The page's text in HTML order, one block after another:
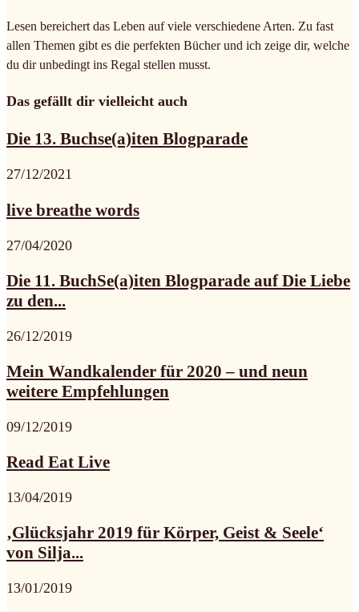
Lesen bereichert das Leben auf viele verschiedene Arten. Zu fast
allen Themen gibt es die perfekten Bücher und ich zeige dir, welche
du dir unbedingt ins Regal stellen musst.
Das gefällt dir vielleicht auch
Die 13. Buchse(a)iten Blogparade
27/12/2021
live breathe words
27/04/2020
Die 11. BuchSe(a)iten Blogparade auf Die Liebe
zu den...
26/12/2019
Mein Wandkalender für 2020 – und neun
weitere Empfehlungen
09/12/2019
Read Eat Live
13/04/2019
‚Glücksjahr 2019 für Körper, Geist & Seele‘
von Silja...
13/01/2019